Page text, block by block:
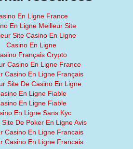
En Ligne France
En Ligne Meilleur Site
Site Casino En Ligne
Casino En Ligne
Français Crypto
Casino En Ligne France
Casino En Ligne Français
Site De Casino En Ligne
En Ligne Fiable
En Ligne Fiable
En Ligne Sans Kyc
Site De Poker En Ligne Avis
Casino En Ligne Francais
Casino En Ligne Francais